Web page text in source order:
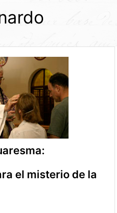
el misterio de la